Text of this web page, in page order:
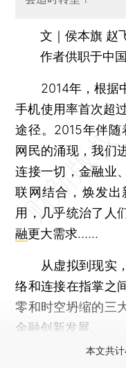
文｜侯本旗 赵
作者供职于中国
2014年，根据中
手机使用率首次超
途径。2015年伴随
网民的涌现，我们
连接一切，金融业
联网结合，焕发
用，几乎统治了人
融更大需求……
从虚拟到现实，
络和连接在指掌之
零和时空坍缩的三
金融创新发展。
本文共